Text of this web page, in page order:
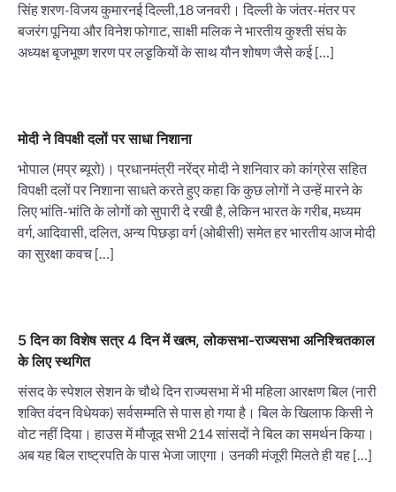
सिंह शरण-विजय कुमारनई दिल्ली,18 जनवरी। दिल्ली के जंतर-मंतर पर
बजरंग पूनिया और विनेश फोगाट, साक्षी मलिक ने भारतीय कुश्ती संघ के
अध्यक्ष बृजभूष्ण शरण पर लडृकियों के साथ यौन शोषण जैसे कई […]
मोदी ने विपक्षी दलों पर साधा निशाना
भोपाल (मप्र ब्यूरो)। प्रधानमंत्री नरेंद्र मोदी ने शनिवार को कांग्रेस सहित
विपक्षी दलों पर निशाना साधते करते हुए कहा कि कुछ लोगों ने उन्हें मारने के
लिए भांति-भांति के लोगों को सुपारी दे रखी है, लेकिन भारत के गरीब, मध्यम
वर्ग, आदिवासी, दलित, अन्य पिछड़ा वर्ग (ओबीसी) समेत हर भारतीय आज मोदी
का सुरक्षा कवच […]
5 दिन का विशेष सत्र 4 दिन में खत्म, लोकसभा-राज्यसभा अनिश्चितकाल
के लिए स्थगित
संसद के स्पेशल सेशन के चौथे दिन राज्यसभा में भी महिला आरक्षण बिल (नारी
शक्ति वंदन विधेयक) सर्वसम्मति से पास हो गया है। बिल के खिलाफ किसी ने
वोट नहीं दिया। हाउस में मौजूद सभी 214 सांसदों ने बिल का समर्थन किया।
अब यह बिल राष्ट्रपति के पास भेजा जाएगा। उनकी मंजूरी मिलते ही यह […]